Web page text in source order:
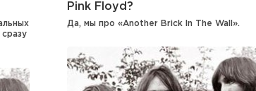
Pink Floyd?
Да, мы про «Another Brick In The Wall».